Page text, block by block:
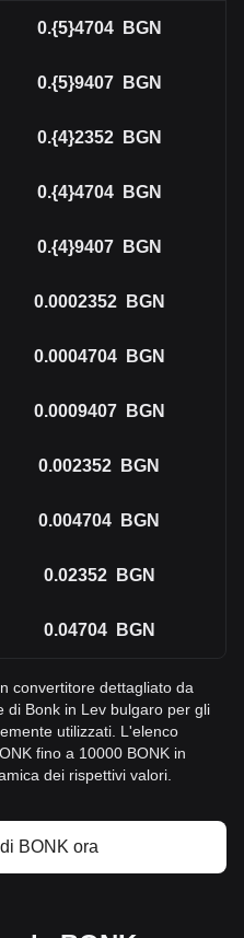
0.{5}4704 BGN
0.{5}9407 BGN
0.{4}2352 BGN
0.{4}4704 BGN
0.{4}9407 BGN
0.0002352 BGN
0.0004704 BGN
0.0009407 BGN
0.002352 BGN
0.004704 BGN
0.02352 BGN
0.04704 BGN
convertitore dettagliato da
di Bonk in Lev bulgaro per gli
utilizzati. L'elenco
fino a 10000 BONK in
dei rispettivi valori.
BONK ora